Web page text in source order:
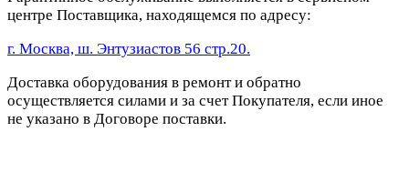
центре Поставщика, находящемся по адресу:
г. Москва, ш. Энтузиастов 56 стр.20.
Доставка оборудования в ремонт и обратно
осуществляется силами и за счет Покупателя, если иное
не указано в Договоре поставки.